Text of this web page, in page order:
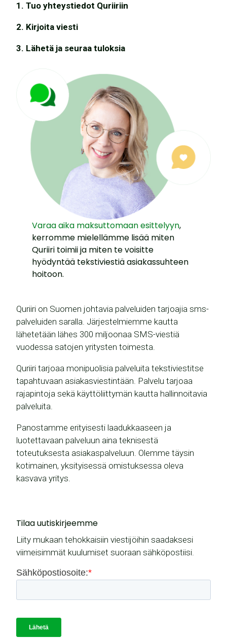
1. Tuo yhteystiedot Quriiriin
2. Kirjoita viesti
3. Lähetä ja seuraa tuloksia
Varaa aika maksuttomaan esittelyyn,
kerromme mielellämme lisää miten
Quriiri toimii ja miten te voisitte
hyödyntää tekstiviestiä asiakassuhteen
hoitoon.
Quriiri on Suomen johtavia palveluiden tarjoajia sms-
palveluiden saralla. Järjestelmiemme kautta
lähetetään lähes 300 miljoonaa SMS-viestiä
vuodessa satojen yritysten toimesta.
Quriiri tarjoaa monipuolisia palveluita tekstiviestitse
tapahtuvaan asiakasviestintään. Palvelu tarjoaa
rajapintoja sekä käyttöliittymän kautta hallinnoitavia
palveluita.
Panostamme erityisesti laadukkaaseen ja
luotettavaan palveluun aina teknisestä
toteutuksesta asiakaspalveluun. Olemme täysin
kotimainen, yksityisessä omistuksessa oleva
kasvava yritys.
Tilaa uutiskirjeemme
Liity mukaan tehokkaisiin viestijöihin saadaksesi
viimeisimmät kuulumiset suoraan sähköpostiisi.